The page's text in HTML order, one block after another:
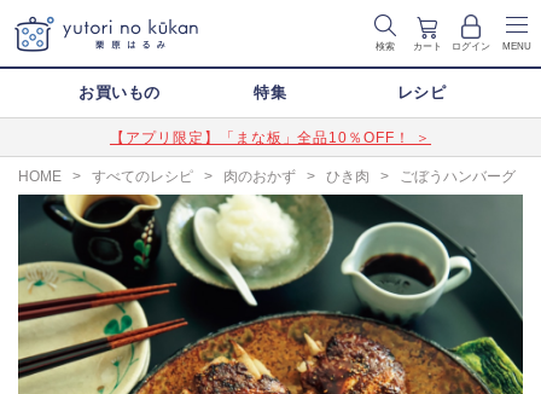
検索 カート ログイン MENU
お買いもの 特集 レシピ
【アプリ限定】「まな板」全品10％OFF！ ＞
HOME > すべてのレシピ > 肉のおかず > ひき肉 > ごぼうハンバーグ